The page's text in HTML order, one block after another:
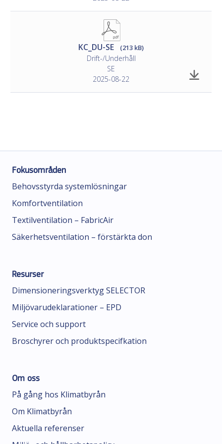
KC_DU-SE (213 kB)
Drift-/Underhåll
SE
2025-08-22
Fokusområden
Behovsstyrda systemlösningar
Komfortventilation
Textilventilation – FabricAir
Säkerhetsventilation – förstärkta don
Resurser
Dimensioneringsverktyg SELECTOR
Miljövarudeklarationer – EPD
Service och support
Broschyrer och produktspecifkation
Om oss
På gång hos Klimatbyrån
Om Klimatbyrån
Aktuella referenser